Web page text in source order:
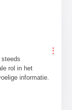
steeds
rol in het
informatie.